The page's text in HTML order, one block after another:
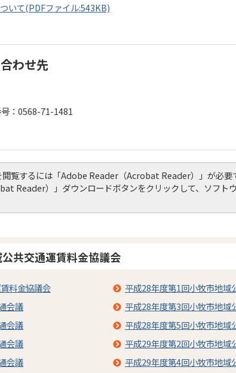
いて(PDFファイル:543KB)
わせ先
：0568-71-1481
閲覧するには「Adobe Reader（Acrobat Reader）」が必要
Reader）」ダウンロードボタンをクリックして、ソフト
共交通運賃料金協議会
料金協議会
平成28年度第1回小牧市地域
会議
平成28年度第3回小牧市地域
会議
平成28年度第5回小牧市地域
会議
平成29年度第2回小牧市地域
会議
平成29年度第4回小牧市地域